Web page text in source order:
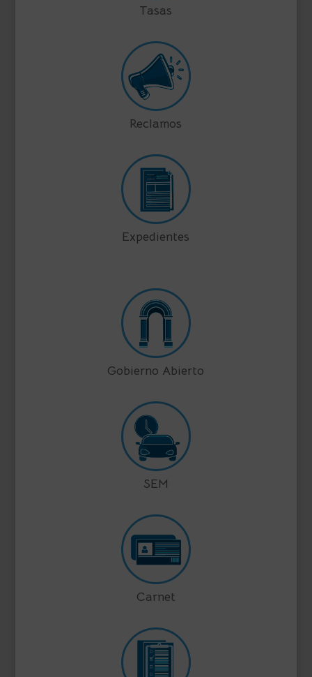
Tasas
Reclamos
Expedientes
Gobierno Abierto
SEM
Carnet